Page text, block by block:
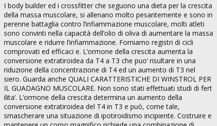
I body builder ed i crossfitter che seguono una dieta per la crescita
della massa muscolare, si allenano molto pesantemente e sono in
perenne battaglia contro l’infiammazione muscolare, molti atleti
sono convinti nella capacità dell’olio di oliva di aumentare la massa
muscolare e ridurre l’infiammazione. Forniamo registri di cicli
comprovati ed efficaci e. L’ormone della crescita aumenta la
conversione extratiroidea da T4 a T3 che puo‘ risultare in una
riduzione della concentrazione di T4 ed un aumento di T3 nel
siero. Guarda anche QUALI CARATTERISTICHE DI WINSTROL PER
IL GUADAGNO MUSCOLARE. Non sono stati effettuati studi di fert
ilita‘. L’ormone della crescita determina un aumento della
conversione extratiroidea del T4 in T3 e può, come tale,
smascherare una situazione di ipotiroidismo incipiente. Costruire e